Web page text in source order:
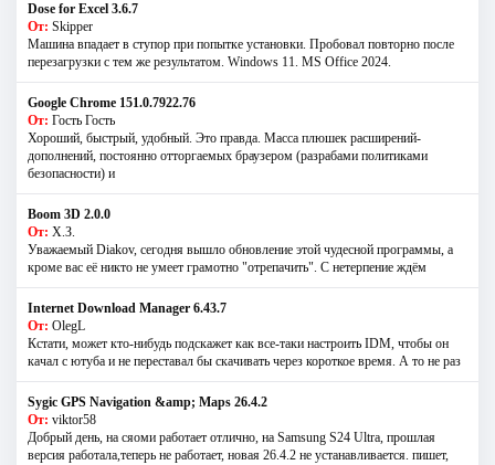
Dose for Excel 3.6.7
От: Skipper
Машина впадает в ступор при попытке установки. Пробовал повторно после
перезагрузки с тем же результатом. Windows 11. MS Offiсe 2024.
Google Chrome 151.0.7922.76
От: Гость Гость
Хороший, быстрый, удобный. Это правда. Масса плюшек расширений-
дополнений, постоянно отторгаемых браузером (разрабами политиками
безопасности) и
Boom 3D 2.0.0
От: Х.З.
Уважаемый Diakov, сегодня вышло обновление этой чудесной программы, а
кроме вас её никто не умеет грамотно "отрепачить". С нетерпение ждём
Internet Download Manager 6.43.7
От: OlegL
Кстати, может кто-нибудь подскажет как все-таки настроить IDM, чтобы он
качал с ютуба и не переставал бы скачивать через короткое время. А то не раз
Sygic GPS Navigation &amp; Maps 26.4.2
От: viktor58
Добрый день, на сяоми работает отлично, на Samsung S24 Ultra, прошлая
версия работала,теперь не работает, новая 26.4.2 не устанавливается. пишет,